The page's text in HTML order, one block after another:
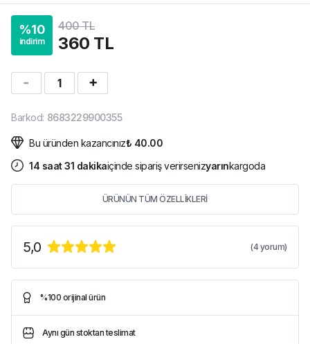
%10
indirim
400 TL
360 TL
1
Barkod: 8683229900355
Bu üründen kazancınız₺ 40.00
14 saat 31 dakikaiçinde sipariş verirsenizyarınkargoda
ÜRÜNÜN TÜM ÖZELLİKLERİ
5,0 (4yorum)
%100 orijinal ürün
Aynı gün stoktan teslimat